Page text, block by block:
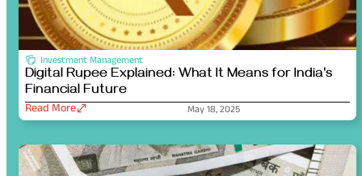
Investment Management
Digital Rupee Explained: What It Means for India's
Financial Future
Read More
May 18, 2025